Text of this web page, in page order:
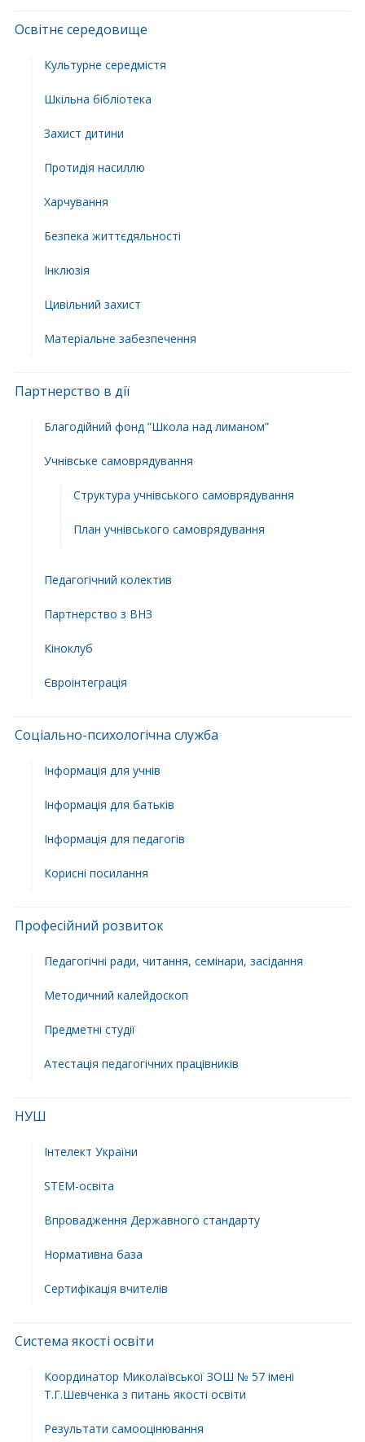
Освітнє середовище
Культурне середмістя
Шкільна бібліотека
Захист дитини
Протидія насиллю
Харчування
Безпека життєдяльності
Інклюзія
Цивільний захист
Матеріальне забезпечення
Партнерство в дії
Благодійний фонд ”Школа над лиманом”
Учнівське самоврядування
Структура учнiвського самоврядування
План учнiвського самоврядування
Педагогічний колектив
Партнерство з ВНЗ
Кіноклуб
Євроінтеграція
Соціально-психологічна служба
Інформація для учнів
Інформація для батьків
Інформація для педагогів
Корисні посилання
Професійний розвиток
Педагогічні ради, читання, семінари, засідання
Методичний калейдоскоп
Предметні студії
Атестація педагогічних працівників
НУШ
Інтелект України
STEM-освіта
Впровадження Державного стандарту
Нормативна база
Сертифікація вчителів
Система якості освіти
Координатор Миколаївської ЗОШ № 57 імені
Т.Г.Шевченка з питань якості освіти
Результати самооцінювання